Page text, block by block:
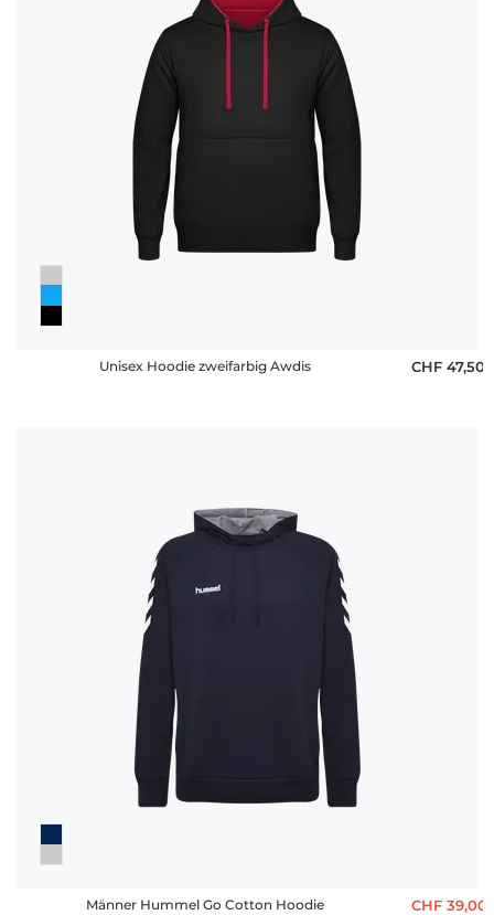
Unisex Hoodie zweifarbig Awdis CHF 47,50
Männer Hummel Go Cotton Hoodie CHF 39,00